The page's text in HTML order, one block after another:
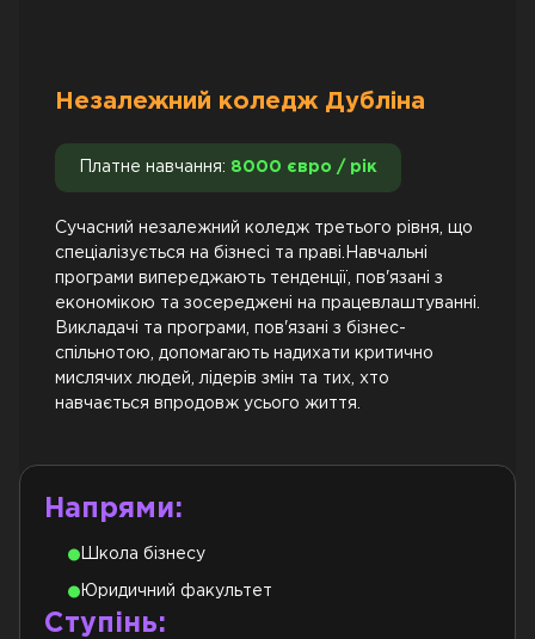
Незалежний коледж Дубліна
Платне навчання: 8000 євро / рік
Сучасний незалежний коледж третього рівня, що
спеціалізується на бізнесі та праві.Навчальні
програми випереджають тенденції, пов'язані з
економікою та зосереджені на працевлаштуванні.
Викладачі та програми, пов'язані з бізнес-
спільнотою, допомагають надихати критично
мислячих людей, лідерів змін та тих, хто
навчається впродовж усього життя.
Напрями:
Школа бізнесу
Юридичний факультет
Ступінь: